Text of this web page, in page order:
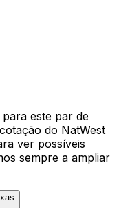
este par de
do NatWest
ver possíveis
sempre a ampliar